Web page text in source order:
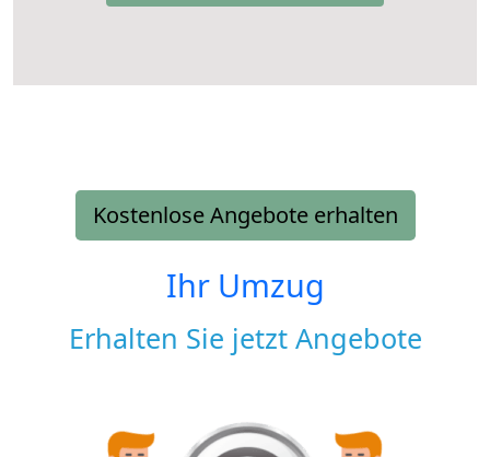
Kostenlose Angebote erhalten
Ihr Umzug
Erhalten Sie jetzt Angebote